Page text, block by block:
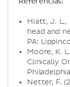
Hiatt, J. L.,
head and
PA:
Moore, K.
Clinically
Netter, F.